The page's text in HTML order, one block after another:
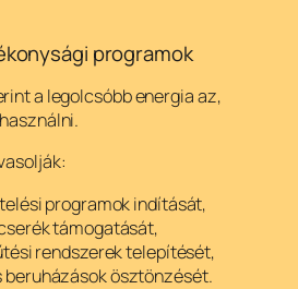
programok
a legolcsóbb energia az,
programok indítását,
támogatását,
rendszerek telepítését,
beruházások ösztönzését.